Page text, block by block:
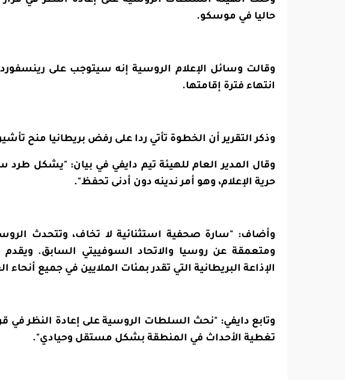
حاليا في موسكو.
وقالت وسائل الإعلام الروسية إنه سيتوجب على رينسفورد
انتهاء فترة إقامتها.
وذكر التقرير أن الخطوة تأتي ردا على رفض بريطانيا منح
وقال المدير العام للهيئة تيم دايفي في بيان: "يشكل طرد
حرية الإعلام، وهو أمر ندينه دون أدنى تحفظ".
وأضاف: "سارة صحفية استثنائية لا تخاف، وتتحدث
ومتعمقة عن روسيا والاتحاد السوفييتي السابق.
الإذاعة البريطانية التي تقدر بمئات الملايين في جميع أنحاء
وتابع دايفي: "نحث السلطات الروسية على إعادة النظر في
تغطية الأحداث في المنطقة بشكل مستقل وحيادي".